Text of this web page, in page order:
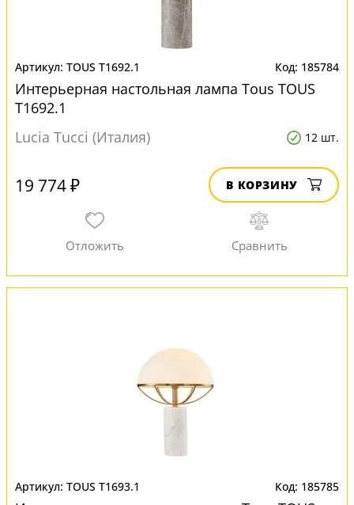
TOUS T1692.1 185784
Интерьерная настольная лампа Tous TOUS
T1692.1
Lucia Tucci (Италия)
12 шт.
19 774 ₽ В КОРЗИНУ
TOUS T1693.1 185785